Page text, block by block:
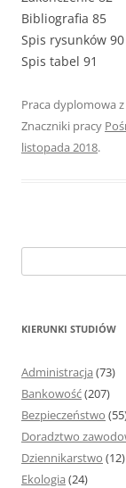
Bibliografia 85
Spis rysunków 90
Spis tabel 91
Praca dyplomowa
Znaczniki pracy
listopada 2018.
z
KIERUNKI STUDIÓW
Administracja (73)
Bankowość(207)
Bezpieczeństwo
Doradztwo
Dziennikarstwo (12)
Ekologia (24)